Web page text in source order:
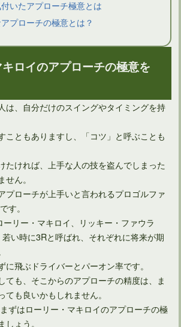
のダフリと分かるのは中級以上が必要？
アドレスは足の位置を決めることが大事
いたアプローチ極意とは
プローチの極意とは？
ロイのアプローチの極意を
は、自分だけのスイングやタイミングを持
こともありますし、「コツ」と呼ぶことも
たければ、上手な人の技を盗んでしまった
ん。
プローチが上手いと言われるプロゴルファ
す。
リー・マキロイ、リッキー・ファウラ
い時に3Rと呼ばれ、それぞれに将来が期
飛ぶドライバーとパーオン率です。
ても、そこからのアプローチの精度は、ま
も良いかもしれません。
ずはローリー・マキロイのアプローチの極
ょう。